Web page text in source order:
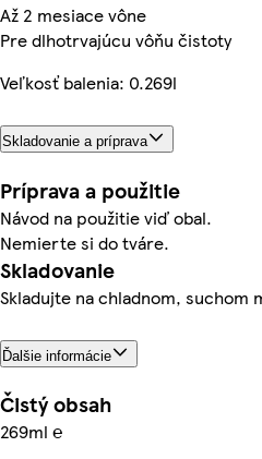
Až 2 mesiace vône
Pre dlhotrvajúcu vôňu čistoty
Veľkosť balenia: 0.269l
Skladovanie a príprava
Príprava a použitie
Návod na použitie viď obal.
Nemierte si do tváre.
Skladovanie
Skladujte na chladnom, suchom
Ďalšie informácie
Čistý obsah
269ml ℮